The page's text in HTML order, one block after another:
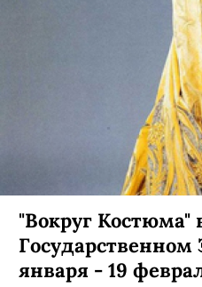
"Вокруг Костюма"
января - 19